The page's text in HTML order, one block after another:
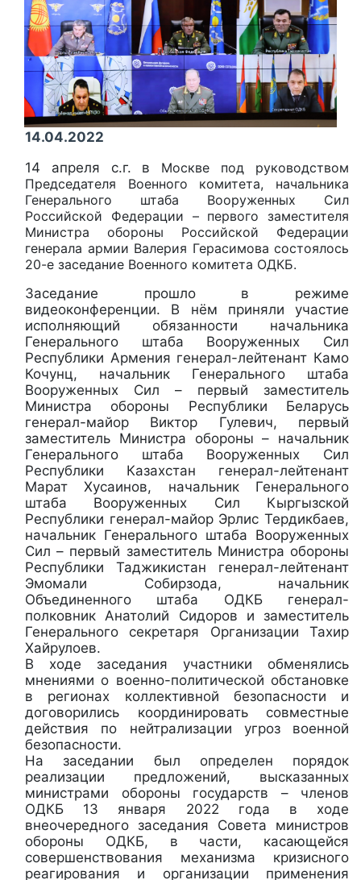
14.04.2022
14 апреля с.г. в
Москве под руководством
Председателя Военного комитета, начальника
Генерального штаба Вооруженных Сил
Российской Федерации – первого заместителя
Министра обороны Российской Федерации
генерала армии Валерия Герасимова состоялось
20-е заседание Военного комитета ОДКБ.
Заседание прошло в режиме
видеоконференции. В нём приняли участие
исполняющий обязанности начальника
Генерального штаба Вооруженных Сил
Республики Армения генерал-лейтенант Камо
Кочунц, начальник Генерального штаба
Вооруженных Сил – первый заместитель
Министра обороны Республики Беларусь
генерал-майор Виктор Гулевич, первый
заместитель Министра обороны – начальник
Генерального штаба Вооруженных Сил
Республики Казахстан генерал-лейтенант
Марат Хусаинов, начальник Генерального
штаба Вооруженных Сил Кыргызской
Республики генерал-майор Эрлис Тердикбаев,
начальник Генерального штаба Вооруженных
Сил – первый заместитель Министра обороны
Республики Таджикистан генерал-лейтенант
Эмомали Собирзода, начальник
Объединенного штаба ОДКБ генерал-
полковник Анатолий Сидоров и заместитель
Генерального секретаря Организации Тахир
Хайрулоев.
В ходе заседания участники обменялись
мнениями о военно-политической обстановке
в регионах коллективной безопасности и
договорились координировать совместные
действия по нейтрализации угроз военной
безопасности.
На заседании был определен порядок
реализации предложений, высказанных
министрами обороны государств – членов
ОДКБ 13 января 2022 года в ходе
внеочередного заседания Совета министров
обороны ОДКБ, в части, касающейся
совершенствования механизма кризисного
реагирования и организации применения